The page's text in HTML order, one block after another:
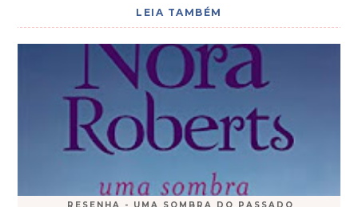
LEIA TAMBÉM
RESENHA - UMA SOMBRA DO PASSADO